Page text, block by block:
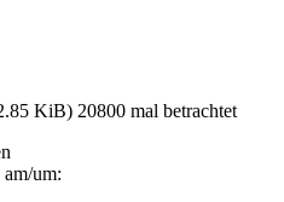
KiB) 20800 mal betrachtet
um: